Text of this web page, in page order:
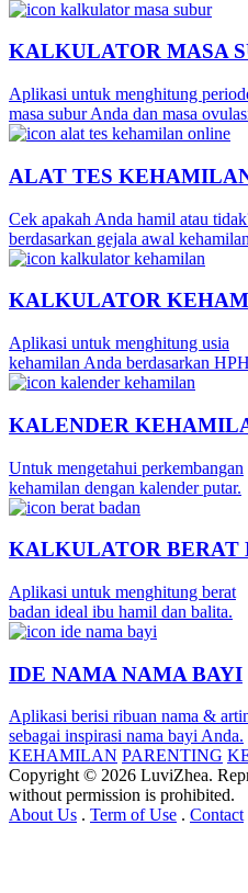
KALKULATOR MASA
Aplikasi untuk menghitung
masa subur Anda dan masa
ALAT TES
Cek apakah Anda hamil atau
berdasarkan gejala awal
KALKULATOR
Aplikasi untuk menghitung usia
kehamilan Anda berdasarkan
KALENDER
Untuk mengetahui perkembangan
kehamilan dengan kalender putar.
KALKULATOR BERAT
Aplikasi untuk menghitung berat
badan ideal ibu hamil dan balita.
IDE NAMA NAMA BAYI
Aplikasi berisi ribuan nama &
sebagai inspirasi nama bayi Anda.
KEHAMILAN PARENTING
Copyright © 2026 LuviZhea.
without permission is prohibited.
About Us . Term of Use . Contact